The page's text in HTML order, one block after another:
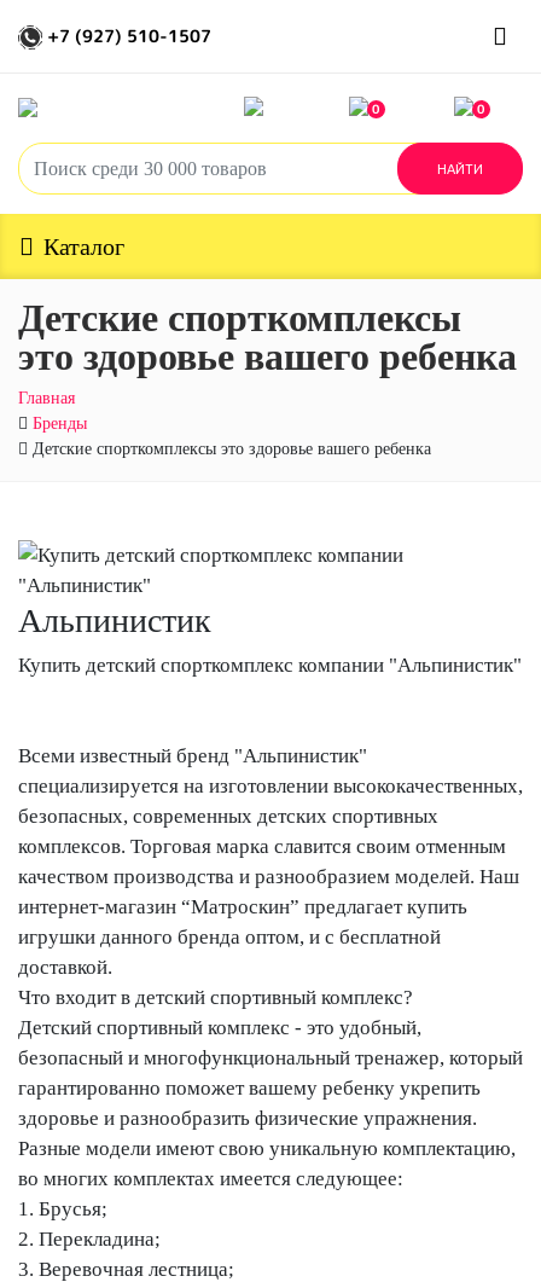
+7 (927) 510-1507
0 0
Каталог
Детские спорткомплексы
это здоровье вашего ребенка
Главная
Бренды
Детские спорткомплексы это здоровье вашего ребенка
Альпинистик
Купить детский спорткомплекс компании "Альпинистик"
Всеми известный бренд "Альпинистик"
специализируется на изготовлении высококачественных,
безопасных, современных детских спортивных
комплексов. Торговая марка славится своим отменным
качеством производства и разнообразием моделей. Наш
интернет-магазин “Матроскин” предлагает купить
игрушки данного бренда оптом, и с бесплатной
доставкой.
Что входит в детский спортивный комплекс?
Детский спортивный комплекс - это удобный,
безопасный и многофункциональный тренажер, который
гарантированно поможет вашему ребенку укрепить
здоровье и разнообразить физические упражнения.
Разные модели имеют свою уникальную комплектацию,
во многих комплектах имеется следующее:
1. Брусья;
2. Перекладина;
3. Веревочная лестница;